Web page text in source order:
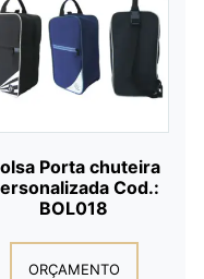
Porta chuteira
Cod.:
BOL018
ORÇAMENTO